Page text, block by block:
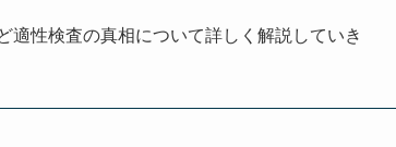
性検査の真相について詳しく解説していき